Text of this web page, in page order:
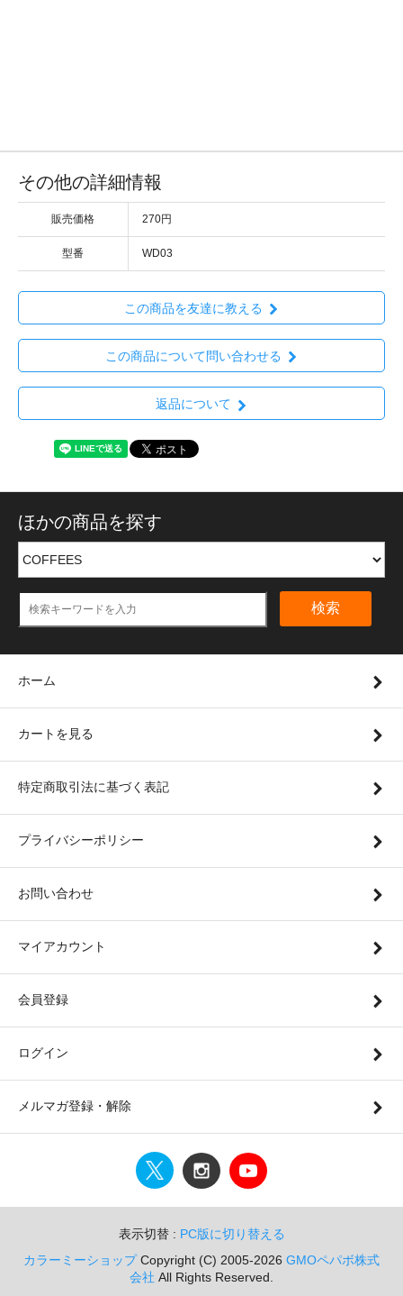
その他の詳細情報
販売価格 270円
型番 WD03
この商品を友達に教える
この商品について問い合わせる
返品について
ほかの商品を探す
検索
ホーム
カートを見る
特定商取引法に基づく表記
プライバシーポリシー
お問い合わせ
マイアカウント
会員登録
ログイン
メルマガ登録・解除
表示切替 : PC版に切り替える
カラーミーショップCopyright (C) 2005-2026 GMOペパボ株式
会社 All Rights Reserved.